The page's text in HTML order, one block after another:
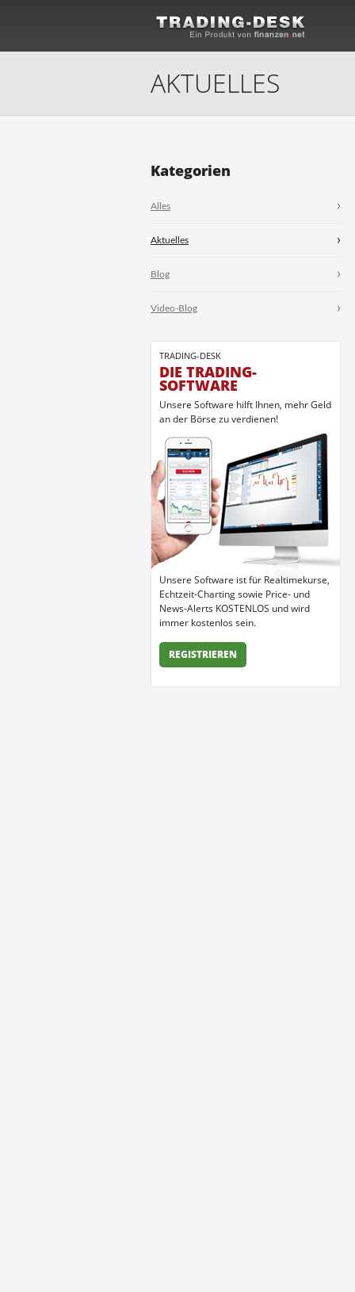
AKTUELLES
Kategorien
Alles
Aktuelles
Blog
Video-Blog
TRADING-DESK
DIE TRADING-
SOFTWARE
Unsere Software hilft Ihnen, mehr Geld
an der Börse zu verdienen!
Unsere Software ist für Realtimekurse,
Echtzeit-Charting sowie Price- und
News-Alerts KOSTENLOS und wird
immer kostenlos sein.
REGISTRIEREN